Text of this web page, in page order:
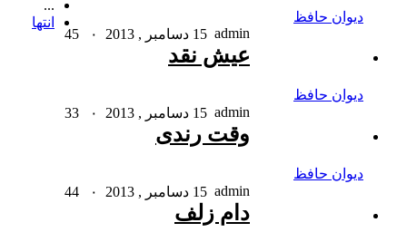
دیوان حافظ
admin 15 دسامبر , 2013 ۰
عیش نقد
دیوان حافظ
admin 15 دسامبر , 2013 ۰
وقت رندی
دیوان حافظ
admin 15 دسامبر , 2013 ۰
دام زلف
...
انتها